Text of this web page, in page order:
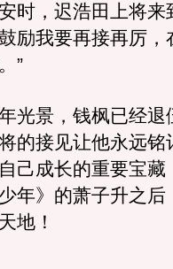
时，迟浩田上将来
励我要再接再厉，
”
景，钱枫已经退
的接见让他永远铭
己成长的重要宝藏
年》的萧子升之后
地！